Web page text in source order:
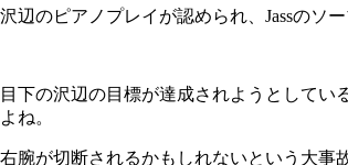
沢辺のピアノプレイが認められ、Jassのソ
目下の沢辺の目標が達成されようとして
よね。
右腕が切断されるかもしれないという大事